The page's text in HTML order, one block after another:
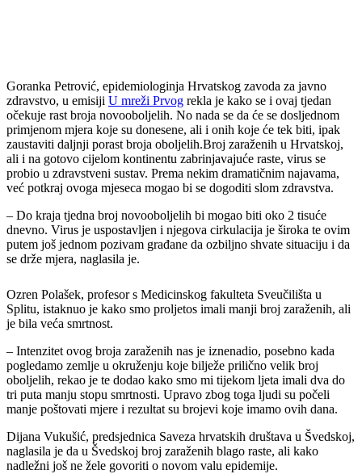
Goranka Petrović, epidemiologinja Hrvatskog zavoda za javno
zdravstvo, u emisiji U mreži Prvog rekla je kako se i ovaj tjedan
očekuje rast broja novooboljelih. No nada se da će se dosljednom
primjenom mjera koje su donesene, ali i onih koje će tek biti, ipak
zaustaviti daljnji porast broja oboljelih.Broj zaraženih u Hrvatskoj,
ali i na gotovo cijelom kontinentu zabrinjavajuće raste, virus se
probio u zdravstveni sustav. Prema nekim dramatičnim najavama,
već potkraj ovoga mjeseca mogao bi se dogoditi slom zdravstva.
– Do kraja tjedna broj novooboljelih bi mogao biti oko 2 tisuće
dnevno. Virus je uspostavljen i njegova cirkulacija je široka te ovim
putem još jednom pozivam građane da ozbiljno shvate situaciju i da
se drže mjera, naglasila je.
Ozren Polašek, profesor s Medicinskog fakulteta Sveučilišta u
Splitu, istaknuo je kako smo proljetos imali manji broj zaraženih, ali
je bila veća smrtnost.
– Intenzitet ovog broja zaraženih nas je iznenadio, posebno kada
pogledamo zemlje u okruženju koje bilježe prilično velik broj
oboljelih, rekao je te dodao kako smo mi tijekom ljeta imali dva do
tri puta manju stopu smrtnosti. Upravo zbog toga ljudi su počeli
manje poštovati mjere i rezultat su brojevi koje imamo ovih dana.
Dijana Vukušić, predsjednica Saveza hrvatskih društava u Švedskoj,
naglasila je da u Švedskoj broj zaraženih blago raste, ali kako
nadležni još ne žele govoriti o novom valu epidemije.